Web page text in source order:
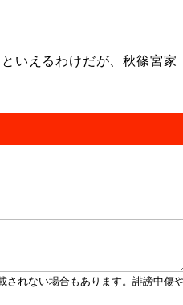
いえるわけだが、秋篠宮家